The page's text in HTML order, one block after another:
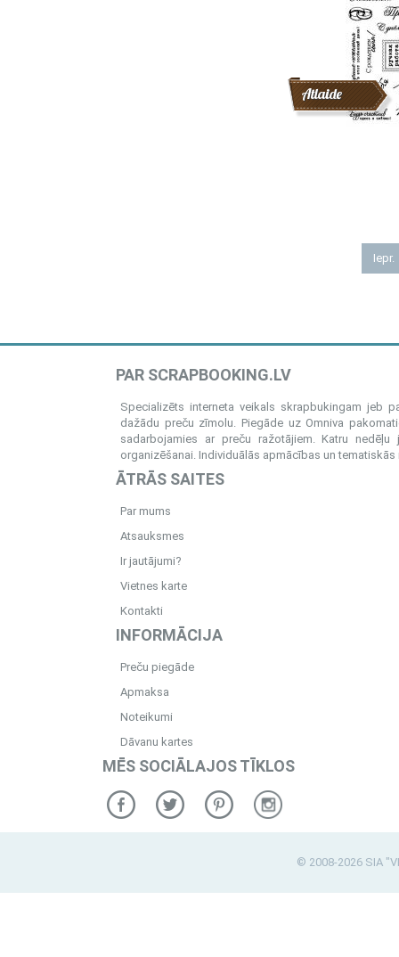
Atlaide
Iepr.
PAR SCRAPBOOKING.LV
Specializēts interneta veikals skrapbukingam jeb
dažādu preču zīmolu. Piegāde uz Omniva
sadarbojamies ar preču ražotājiem. Katru
organizēšanai. Individuālās apmācības un
ĀTRĀS SAITES
Par mums
Atsauksmes
Ir jautājumi?
Vietnes karte
Kontakti
INFORMĀCIJA
Preču piegāde
Apmaksa
Noteikumi
Dāvanu kartes
MĒS SOCIĀLAJOS TĪKLOS
© 2008-2026 SIA